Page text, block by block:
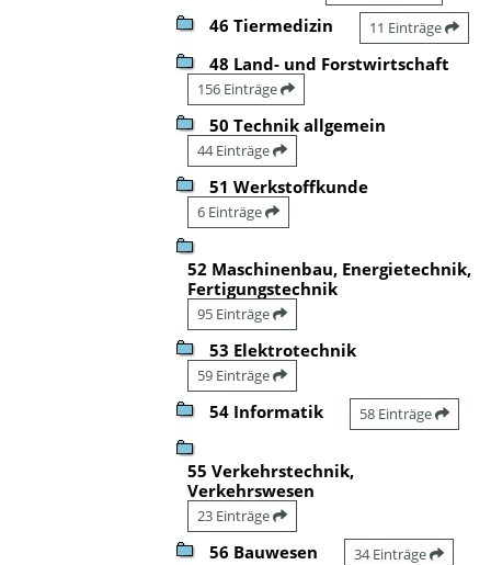
46 Tiermedizin 11 Einträge
48 Land- und Forstwirtschaft
156 Einträge
50 Technik allgemein
44 Einträge
51 Werkstoffkunde
6 Einträge
52 Maschinenbau, Energietechnik,
Fertigungstechnik
95 Einträge
53 Elektrotechnik
59 Einträge
54 Informatik 58 Einträge
55 Verkehrstechnik,
Verkehrswesen
23 Einträge
56 Bauwesen 34 Einträge